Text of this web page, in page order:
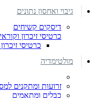
גיבוי ואחסון נתונים
דיסקים קשיחים
כרטיסי זיכרון
כרטיסי זיכרון SDCard ומתאמים
מולטימדיה
זרועות ומתקנים
כבלים ומתאמים